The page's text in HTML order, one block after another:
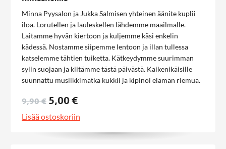
Minna Pyysalon ja Jukka Salmisen yhteinen äänite kuplii
iloa. Lorutellen ja lauleskellen lähdemme maailmalle.
Laitamme hyvän kiertoon ja kuljemme käsi enkelin
kädessä. Nostamme siipemme lentoon ja illan tullessa
katselemme tähtien tuiketta. Kätkeydymme suurimman
sylin suojaan ja kiitämme tästä päivästä. Kaikenikäisille
suunnattu musiikkimatka kukkii ja kipinöi elämän riemua.
kirjainten 3. Lähdetäänkö maailmalle? 4. Ketkupolkka 5.
Kuka on rikkonut 6. Ristin merkin teen 7. Nosta siipeni
kädessä 11. Kirje kuulle 12. Laita hyvä kiertoon 13.
9,90 € 5,00 €
Lisää ostoskoriin